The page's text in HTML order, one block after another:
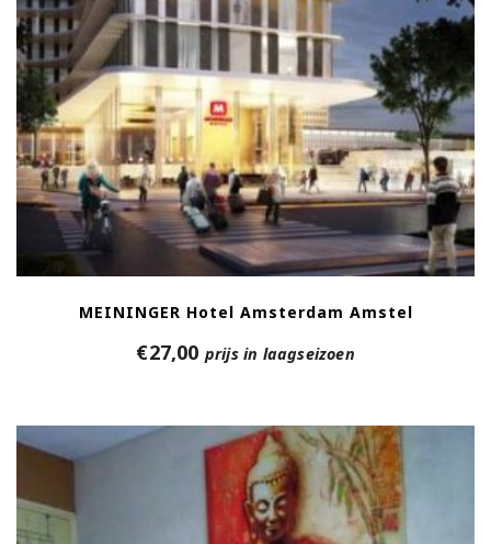
MEININGER Hotel Amsterdam Amstel
€27,00 prijs in laagseizoen